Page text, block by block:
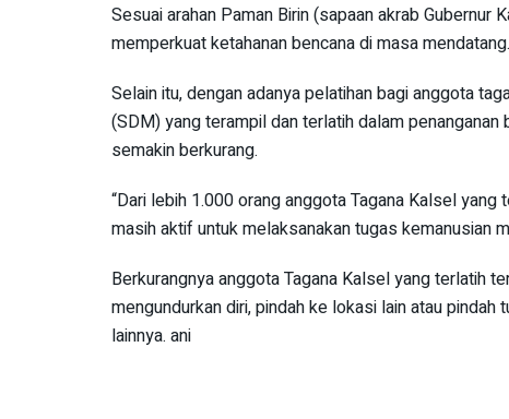
Sesuai arahan Paman Birin (sapaan akrab Gubernur
memperkuat ketahanan bencana di masa mendatang.
Selain itu, dengan adanya pelatihan bagi anggota
(SDM) yang terampil dan terlatih dalam
semakin berkurang.
“Dari lebih 1.000 orang anggota Tagana Kalsel
masih aktif untuk melaksanakan tugas kemanusian
Berkurangnya anggota Tagana Kalsel yang terlatih
mengundurkan diri, pindah ke lokasi lain atau
lainnya. ani